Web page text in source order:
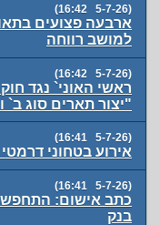
(5-7-26 16:42)
ארבעה פצועים
למושב רווחה
(5-7-26 16:42)
ראשי האוני` נגד
"יצור תארים סוג ב`
(5-7-26 16:41)
אירוע בטחוני דרמטי
(5-7-26 16:41)
כתב אישום: התחפש
בנק